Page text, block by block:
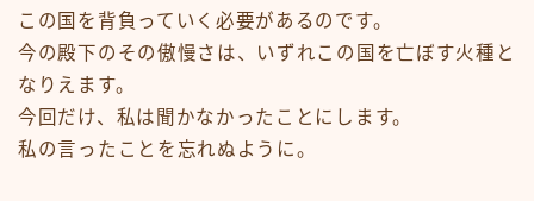
この国を背負っていく必要があるのです。
今の殿下のその傲慢さは、いずれこの国を亡ぼす火種と
なりえます。
今回だけ、私は聞かなかったことにします。
私の言ったことを忘れぬように。